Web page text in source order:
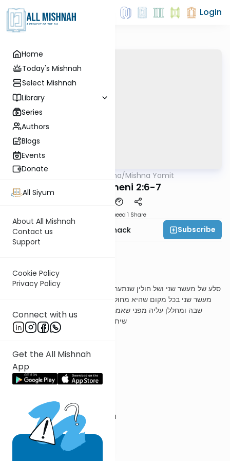
Home
Today's Mishnah
Select Mishnah
Library
Series
Authors
Blogs
Events
Donate
All Siyum
About All Mishnah
Contact us
Support
Cookie Policy
Privacy Policy
Connect with us
Get the All Mishnah
App
Login
AllMishna/Mishna Yomit
Maaser Sheni 2:6-7
Speed 1 Share
Rabbi Reuven Boshnack
Subscribe
משנה ו
סלע של מעשר שני ושל חולין שנתערבו מביא בסלע מעות ואומר סלע של
מעשר שני בכל מקום שהיא מחוללת על המעות האלו ובורר את היפה
שבה ומחללן עליה מפני שאמרו מחללין כסף על נחשת מדוחק ולא
שיתקיים כן אלא חוזר ומחללם על הכסף
ר' עובדיה מברטנורא
שנתערבו
ורוצה להוציא של חולין חוץ לירושלים